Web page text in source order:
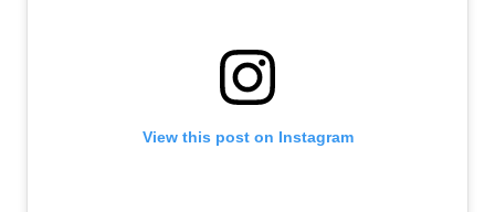
View this post on Instagram